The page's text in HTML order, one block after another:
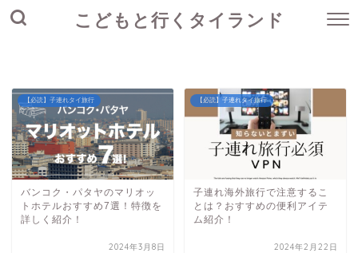
こどもと行くタイランド
【必読】子連れタイ旅行
バンコク・パタヤのマリオッ
トホテルおすすめ7選！特徴を
詳しく紹介！
2024年3月8日
【必読】子連れタイ旅行
子連れ海外旅行で注意するこ
とは？おすすめの便利アイテ
ム紹介！
2024年2月22日